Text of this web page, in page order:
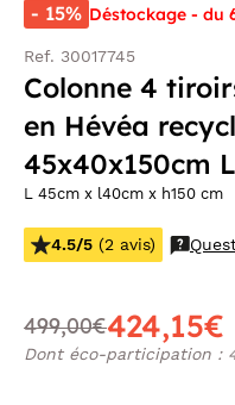
- 15% Déstockage - du
Ref. 30017745
Colonne 4
en Hévéa
45x40x150cm
L 45cm x l40cm x h150 cm
4.5/5 (2 avis)
499,00€424,15€
Dont éco-participation :